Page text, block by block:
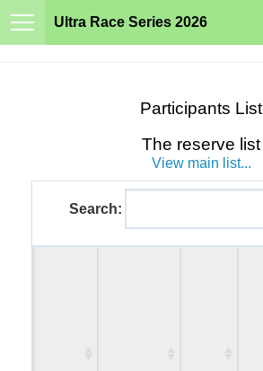
Ultra Race Series 2026
Participants List
The reserve list
View main list...
Search: